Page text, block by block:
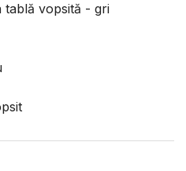
tablă vopsită - gri